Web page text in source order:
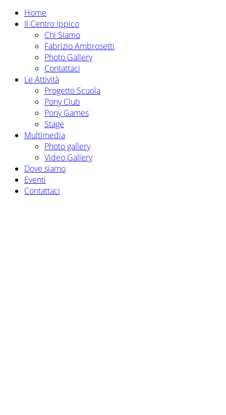
Home
Il Centro Ippico
Chi Siamo
Fabrizio Ambrosetti
Photo Gallery
Contattaci
Le Attività
Progetto Scuola
Pony Club
Pony Games
Stage
Multimedia
Photo gallery
Video Gallery
Dove siamo
Eventi
Contattaci